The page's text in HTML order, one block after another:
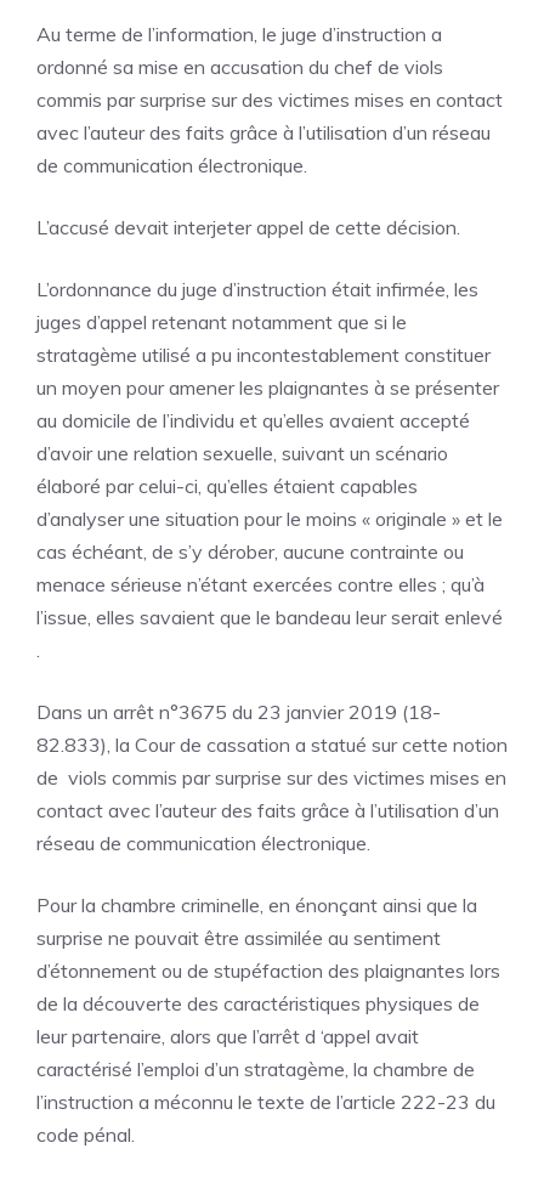
Au terme de l’information, le juge d’instruction a
ordonné sa mise en accusation du chef de viols
commis par surprise sur des victimes mises en contact
avec l’auteur des faits grâce à l’utilisation d’un réseau
de communication électronique.
L’accusé devait interjeter appel de cette décision.
L’ordonnance du juge d’instruction était infirmée, les
juges d’appel retenant notamment que si le
stratagème utilisé a pu incontestablement constituer
un moyen pour amener les plaignantes à se présenter
au domicile de l’individu et qu’elles avaient accepté
d’avoir une relation sexuelle, suivant un scénario
élaboré par celui-ci, qu’elles étaient capables
d’analyser une situation pour le moins « originale » et le
cas échéant, de s’y dérober, aucune contrainte ou
menace sérieuse n’étant exercées contre elles ; qu’à
l’issue, elles savaient que le bandeau leur serait enlevé
.
Dans un arrêt n°3675 du 23 janvier 2019 (18-
82.833), la Cour de cassation a statué sur cette notion
de viols commis par surprise sur des victimes mises en
contact avec l’auteur des faits grâce à l’utilisation d’un
réseau de communication électronique.
Pour la chambre criminelle, en énonçant ainsi que la
surprise ne pouvait être assimilée au sentiment
d’étonnement ou de stupéfaction des plaignantes lors
de la découverte des caractéristiques physiques de
leur partenaire, alors que l’arrêt d ‘appel avait
caractérisé l’emploi d’un stratagème, la chambre de
l’instruction a méconnu le texte de l’article 222-23 du
code pénal.